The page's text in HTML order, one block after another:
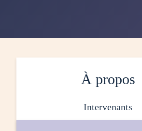
À propos
intervenants